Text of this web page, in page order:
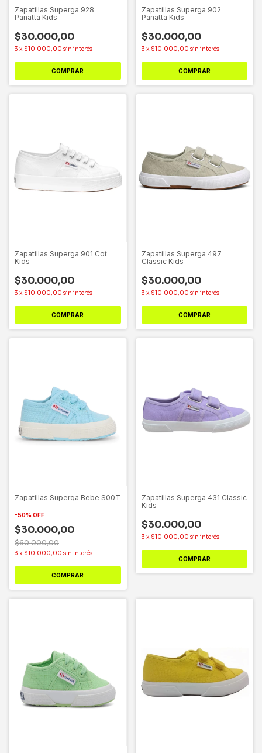
Zapatillas Superga 928
Panatta Kids
$30.000,00
3 x $10.000,00 sin interés
COMPRAR
Zapatillas Superga 902
Panatta Kids
$30.000,00
3 x $10.000,00 sin interés
COMPRAR
Zapatillas Superga 901 Cot
Kids
$30.000,00
3 x $10.000,00 sin interés
COMPRAR
Zapatillas Superga 497
Classic Kids
$30.000,00
3 x $10.000,00 sin interés
COMPRAR
Zapatillas Superga Bebe S00T
-50% OFF
$30.000,00
$60.000,00
3 x $10.000,00 sin interés
COMPRAR
Zapatillas Superga 431 Classic
Kids
$30.000,00
3 x $10.000,00 sin interés
COMPRAR